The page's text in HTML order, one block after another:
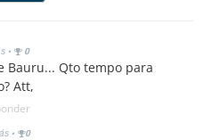
• 0
Bauru... Qto tempo para
Att,
• 0